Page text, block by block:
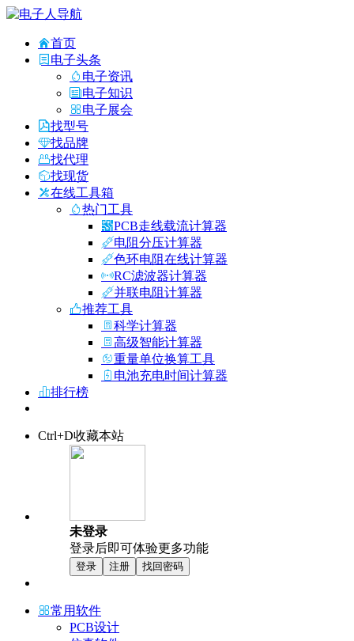
首页
电子头条
电子资讯
电子知识
电子展会
找型号
找品牌
找代理
找现货
在线工具箱
热门工具
PCB走线载流计算器
电阻分压计算器
色环电阻在线计算器
RC滤波器计算器
并联电阻计算器
推荐工具
科学计算器
高级智能计算器
重量单位换算工具
电池充电时间计算器
排行榜
Ctrl+D收藏本站
未登录
登录后即可体验更多功能
登录 注册 找回密码
常用软件
PCB设计